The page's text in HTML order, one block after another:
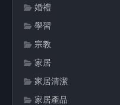
婚禮
學習
宗教
家居
家居清潔
家居產品